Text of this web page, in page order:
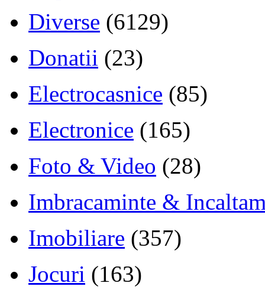
Diverse (6129)
Donatii (23)
Electrocasnice (85)
Electronice (165)
Foto & Video (28)
Imbracaminte &
Imobiliare (357)
Jocuri (163)